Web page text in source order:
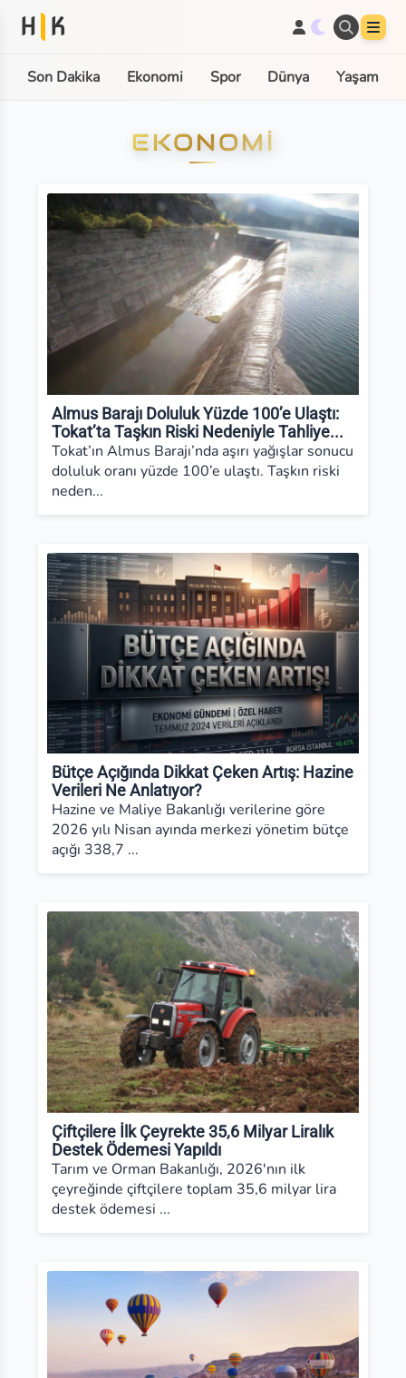
H K
Son Dakika Ekonomi Spor Dünya Yaşam
EKONOMI
Almus Barajı Doluluk Yüzde 100’e Ulaştı:
Tokat’ta Taşkın Riski Nedeniyle Tahliye...
Tokat’ın Almus Barajı’nda aşırı yağışlar sonucu
doluluk oranı yüzde 100’e ulaştı. Taşkın riski
neden...
Bütçe Açığında Dikkat Çeken Artış: Hazine
Verileri Ne Anlatıyor?
Hazine ve Maliye Bakanlığı verilerine göre
2026 yılı Nisan ayında merkezi yönetim bütçe
açığı 338,7 ...
Çiftçilere İlk Çeyrekte 35,6 Milyar Liralık
Destek Ödemesi Yapıldı
Tarım ve Orman Bakanlığı, 2026'nın ilk
çeyreğinde çiftçilere toplam 35,6 milyar lira
destek ödemesi ...